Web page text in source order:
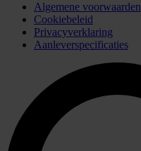
Algemene voorwaarden
Cookiebeleid
Privacyverklaring
Aanleverspecificaties